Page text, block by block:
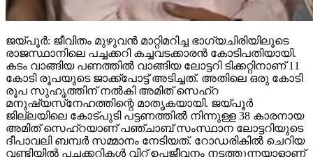
ജയ്പൂര്‍: ജീവിതം മുഴുവന്‍ മാറ്റിമറിച്ച ഭാഗ്യചിരിയിലൂടെ
രാജസ്ഥാനിലെ പച്ചക്കറി കച്ചവടക്കാരന്‍ കോടിപതിയായി.
കടം വാങ്ങിയ പണത്തില്‍ വാങ്ങിയ ലോട്ടറി ടിക്കറ്റിനാണ് 11
കോടി രൂപയുടെ ജാക്ക്‌പോട്ട് അടിച്ചത്. അതിലെ ഒരു കോടി
രൂപ സുഹൃത്തിന് നല്‍കി അമിത് സെഹ്‌റ
മനുഷ്യസ്‌നേഹത്തിന്റെ മാതൃകയായി. ജയ്പൂര്‍
ജില്ലയിലെ കോട്പുടി പട്ടണത്തില്‍ നിന്നുള്ള 38 കാരനായ
അമിത് സെഹ്‌റയാണ് പഞ്ചാബ് സംസ്ഥാന ലോട്ടറിയുടെ
ദീപാവലി ബമ്പര്‍ സമ്മാനം നേടിയത്. റോഡരികില്‍ ചെറിയ
വണ്ടിയില്‍ പച്ചക്കറികള്‍ വിറ്റ് ഉപജീവനം നടത്തുന്നയാളാണ്